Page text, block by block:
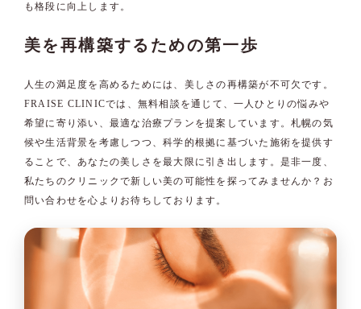
も格段に向上します。
美を再構築するための第一歩
人生の満足度を高めるためには、美しさの再構築が不可欠です。
FRAISE CLINICでは、無料相談を通じて、一人ひとりの悩みや
希望に寄り添い、最適な治療プランを提案しています。札幌の気
候や生活背景を考慮しつつ、科学的根拠に基づいた施術を提供す
ることで、あなたの美しさを最大限に引き出します。是非一度、
私たちのクリニックで新しい美の可能性を探ってみませんか？お
問い合わせを心よりお待ちしております。